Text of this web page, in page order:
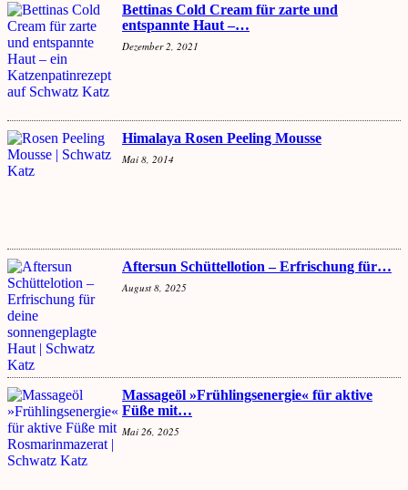
Bettinas Cold Cream für zarte und
entspannte Haut –…
Dezember 2, 2021
Himalaya Rosen Peeling Mousse
Mai 8, 2014
Aftersun Schüttellotion – Erfrischung für…
August 8, 2025
Massageöl »Frühlingsenergie« für aktive
Füße mit…
Mai 26, 2025